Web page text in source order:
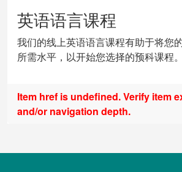
英语语言课程
我们的线上英语语言课程有助于将您
所需水平，以开始您选择的预科课程。
Item href is undefined. Verify item
and/or navigation depth.